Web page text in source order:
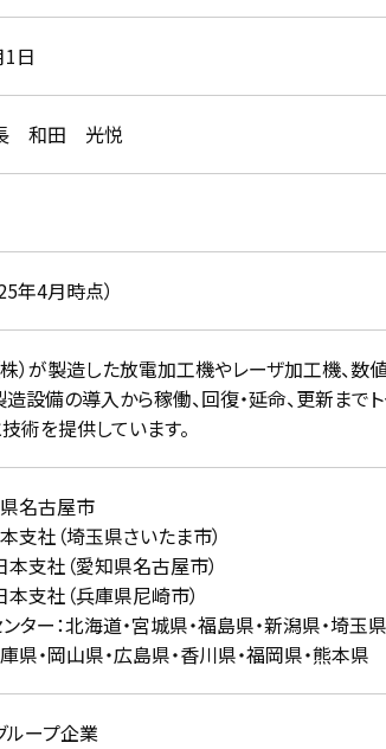
日
和田 光悦
年4月時点）
）が製造した放電加工機やレーザ加工機、数
設備の導入から稼働、回復・延命、更新まで
術を提供しています。
名古屋市
支社（埼玉県さいたま市）
社（愛知県名古屋市）
社（兵庫県尼崎市）
ター：北海道・宮城県・福島県・新潟県・埼玉
県・岡山県・広島県・香川県・福岡県・熊本
ループ企業